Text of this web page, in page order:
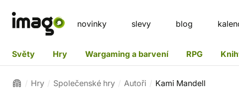
novinky slevy blog
Světy Hry Wargaming a barvení RPG
Hry Společenské hry Autoři Kami Mandell